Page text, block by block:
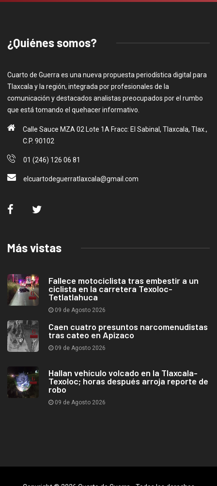
¿Quiénes somos?
Cuarto de Guerra es una nueva propuesta periodística digital para
Tlaxcala y la región, integrada por profesionales de la
comunicación y destacados analistas preocupados por el rumbo
que está tomando el quehacer informativo.
Calle Sauce MZA 02 Lote 1A Fracc: El Sabinal, Tlaxcala, Tlax.,
C.P. 90102
01 (246) 126 06 81
elcuartodeguerratlaxcala@gmail.com
Más vistas
Fallece motociclista tras embestir a un
ciclista en la carretera Texoloc-
Tetlatlahuca
09 de Agosto 2026
Caen cuatro presuntos narcomenudistas
tras cateo en Apizaco
09 de Agosto 2026
Hallan vehículo volcado en la Tlaxcala-
Texoloc; horas después arroja reporte de
robo
09 de Agosto 2026